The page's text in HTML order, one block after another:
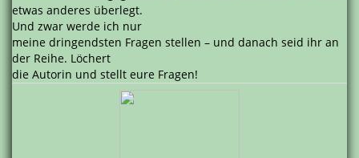
etwas anderes überlegt.
Und zwar werde ich nur
meine dringendsten Fragen stellen – und danach seid ihr an
der Reihe. Löchert
die Autorin und stellt eure Fragen!